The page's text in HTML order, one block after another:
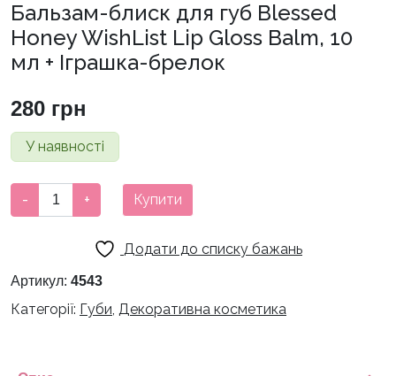
Бальзам-блиск для губ Blessed
Honey WishList Lip Gloss Balm, 10
мл + Іграшка-брелок
280 грн
У наявності
Бальзам-
блиск
Blessed
WishList
- + Купити
Додати до списку бажань
Артикул: 4543
Категорії: Губи, Декоративна косметика